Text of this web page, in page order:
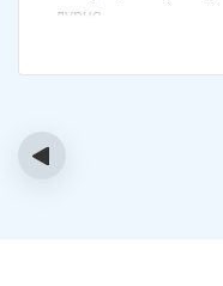
дурно.
‹